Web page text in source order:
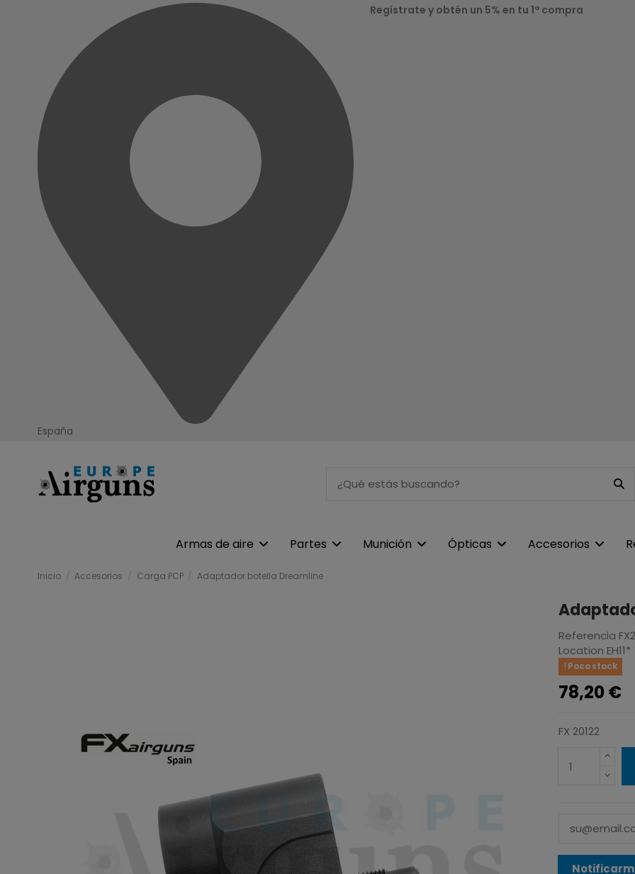
España
Regístrate y obtén un 5% en tu 1ª compra
Armas de aire Partes Munición Ópticas Accesorios
Inicio Accesorios Carga PCP Adaptador botella Dreamline
Referencia
Location EH11*
Poco stock
78,20 €
FX 20122